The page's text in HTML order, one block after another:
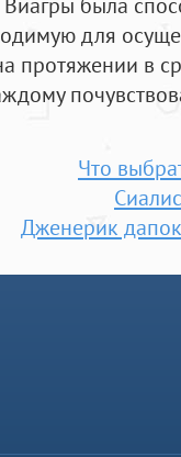
для
протяжении в
Что
Дженерик